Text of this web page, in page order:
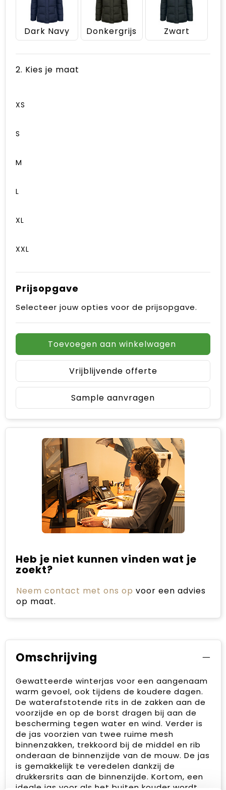
Dark Navy Donkergrijs Zwart
2. Kies je maat
XS
S
M
L
XL
XXL
Prijsopgave
Selecteer jouw opties voor de prijsopgave.
Toevoegen aan winkelwagen
Vrijblijvende offerte
Sample aanvragen
Heb je niet kunnen vinden wat je
zoekt?
Neem contact met ons op voor een advies
op maat.
Omschrijving
Gewatteerde winterjas voor een aangenaam
warm gevoel, ook tijdens de koudere dagen.
De waterafstotende rits in de zakken aan de
voorzijde en op de borst dragen bij aan de
bescherming tegen water en wind. Verder is
de jas voorzien van twee ruime mesh
binnenzakken, trekkoord bij de middel en rib
onderaan de binnenzijde van de mouw. De jas
is gemakkelijk te veredelen dankzij de
drukkersrits aan de binnenzijde. Kortom, een
ideale jas voor als het buiten kouder wordt.